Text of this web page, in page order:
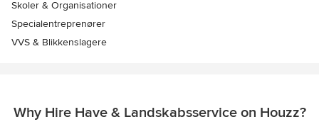
Skoler & Organisationer
Specialentreprenører
VVS & Blikkenslagere
Why Hire Have & Landskabsservice on Houzz?